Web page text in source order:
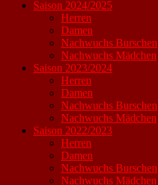
Saison 2024/2025
Herren
Damen
Nachwuchs Burschen
Nachwuchs Mädchen
Saison 2023/2024
Herren
Damen
Nachwuchs Burschen
Nachwuchs Mädchen
Saison 2022/2023
Herren
Damen
Nachwuchs Burschen
Nachwuchs Mädchen